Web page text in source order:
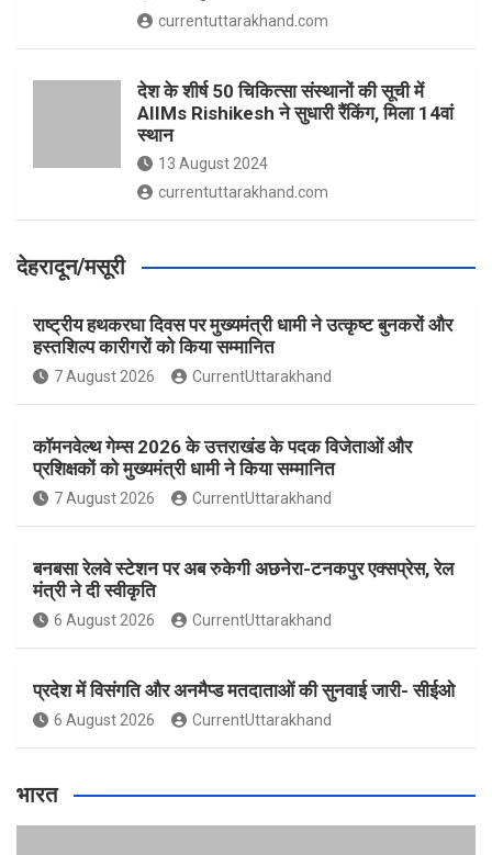
currentuttarakhand.com
देश के शीर्ष 50 चिकित्सा संस्थानों की सूची में
AIIMs Rishikesh ने सुधारी रैंकिंग, मिला 14वां
स्थान
13 August 2024
currentuttarakhand.com
देहरादून/मसूरी
राष्ट्रीय हथकरघा दिवस पर मुख्यमंत्री धामी ने उत्कृष्ट बुनकरों और
हस्तशिल्प कारीगरों को किया सम्मानित
7 August 2026 CurrentUttarakhand
कॉमनवेल्थ गेम्स 2026 के उत्तराखंड के पदक विजेताओं और
प्रशिक्षकों को मुख्यमंत्री धामी ने किया सम्मानित
7 August 2026 CurrentUttarakhand
बनबसा रेलवे स्टेशन पर अब रुकेगी अछनेरा-टनकपुर एक्सप्रेस, रेल
मंत्री ने दी स्वीकृति
6 August 2026 CurrentUttarakhand
प्रदेश में विसंगति और अनमैप्ड मतदाताओं की सुनवाई जारी- सीईओ
6 August 2026 CurrentUttarakhand
भारत